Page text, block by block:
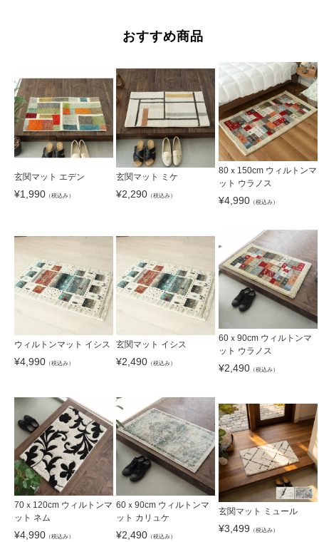
おすすめ商品
玄関マット エデン
¥1,990 （税込み）
玄関マット ミケ
¥2,290 （税込み）
80ｘ150cm ウィルトンマ
ット ウラノス
¥4,990（税込み）
ウィルトンマット イシス
¥4,990 （税込み）
玄関マット イシス
¥2,490 （税込み）
60ｘ90cm ウィルトンマ
ット ウラノス
¥2,490（税込み）
70ｘ120cm ウィルトンマ
ット ネム
¥4,990 （税込み）
60ｘ90cm ウィルトンマ
ット カリュケ
¥2,490 （税込み）
玄関マット ミュール
¥3,499 （税込み）